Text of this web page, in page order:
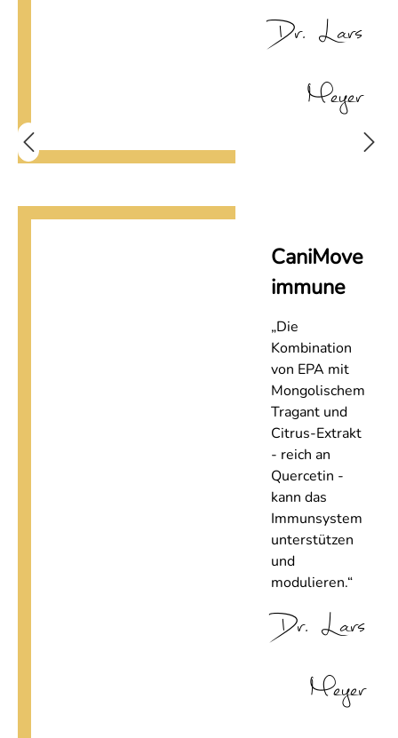
Dr. Lars
Meyer
CaniMove
immune
„Die
Kombination
von EPA mit
Mongolischem
Tragant und
Citrus-Extrakt
- reich an
Quercetin -
kann das
Immunsystem
unterstützen
und
modulieren.“
Dr. Lars
Meyer